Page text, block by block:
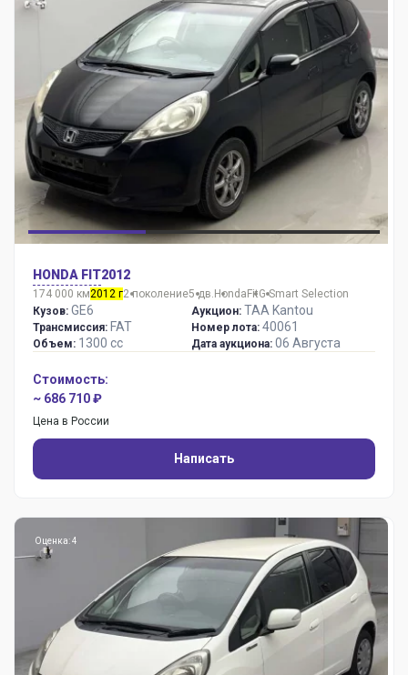
HONDA FIT2012
174 000 км2012 г2 поколение5 дв. HondaFitG Smart Selection
Кузов: GE6
Трансмиссия: FAT
Объем: 1300 сс
Аукцион: TAA Kantou
Номер лота: 40061
Дата аукциона: 06 Августа
Стоимость:
~ 686 710 ₽
Цена в России
Написать
Оценка: 4